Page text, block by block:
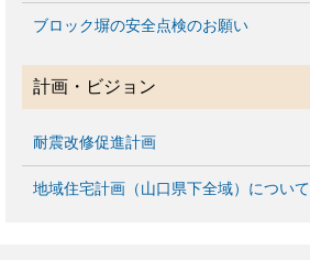
ブロック塀の安全点検のお願い
計画・ビジョン
耐震改修促進計画
地域住宅計画（山口県下全域）について